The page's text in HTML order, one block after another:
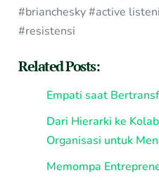
#brianchesky #active
#resistensi
Related Posts:
Empati saat
Dari Hierarki ke
Organisasi untuk
Memompa